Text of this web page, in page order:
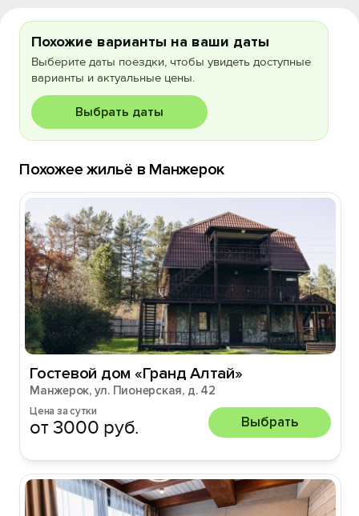
Похожие варианты на ваши даты
Выберите даты поездки, чтобы увидеть доступные
варианты и актуальные цены.
Выбрать даты
Похожее жильё в Манжерок
Гостевой дом «Гранд Алтай»
Манжерок, ул. Пионерская, д. 42
Цена за сутки
от 3000 руб. Выбрать